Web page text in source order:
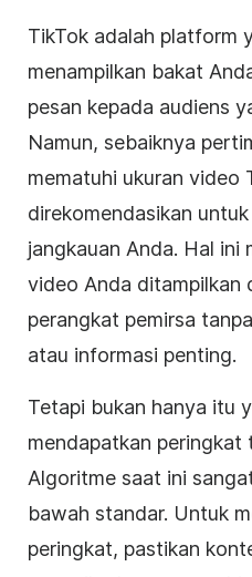
TikTok adalah platform
menampilkan bakat
pesan kepada audiens
Namun, sebaiknya
mematuhi ukuran video
direkomendasikan
jangkauan Anda. Hal ini
video Anda ditampilkan
perangkat pemirsa
atau informasi penting.
Tetapi bukan hanya itu
mendapatkan peringkat
Algoritme saat ini
bawah standar. Untuk
peringkat, pastikan